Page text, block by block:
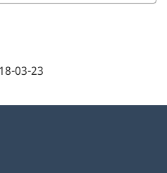
03-23